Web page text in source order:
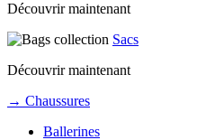
Découvrir maintenant
Sacs
Découvrir maintenant
→ Chaussures
Ballerines